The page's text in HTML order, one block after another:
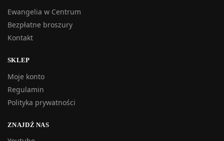
Ewangelia w Centrum
Bezpłatne broszury
Kontakt
SKLEP
Moje konto
Regulamin
Polityka prywatności
ZNAJDŹ NAS